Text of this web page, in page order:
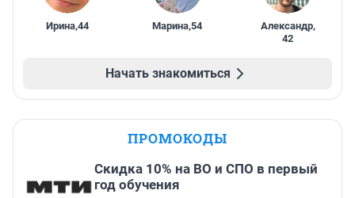
Ирина,44 Марина,54 Александр,
42
Начать знакомиться
ПРОМОКОДЫ
Скидка 10% на ВО и СПО в первый
год обучения